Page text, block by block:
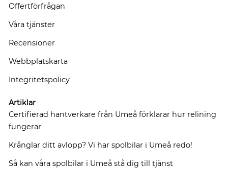
Offertförfrågan
Våra tjänster
Recensioner
Webbplatskarta
Integritetspolicy
Artiklar
Certifierad hantverkare från Umeå förklarar hur relining
fungerar
Krånglar ditt avlopp? Vi har spolbilar i Umeå redo!
Så kan våra spolbilar i Umeå stå dig till tjänst